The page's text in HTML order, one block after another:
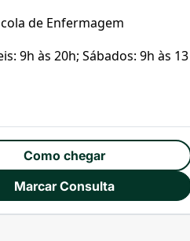
de Enfermagem
9h às 20h; Sábados: 9h às 13
Como chegar
Marcar Consulta